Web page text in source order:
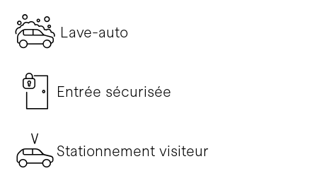
Lave-auto
Entrée sécurisée
Stationnement visiteur